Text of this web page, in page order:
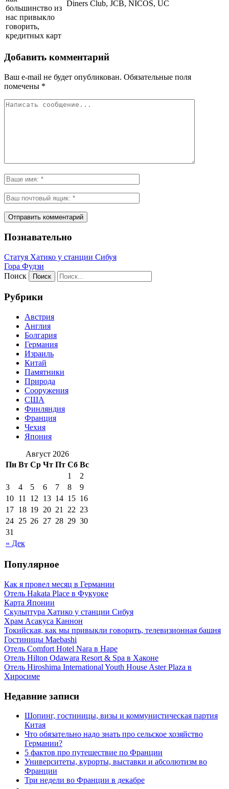
большинство из
нас привыкло
говорить,
кредитных карт
Diners Club, JCB, NICOS, UC
Добавить комментарий
Ваш e-mail не будет опубликован. Обязательные поля
помечены *
Познавательно
Статуя Хатико у станции Сибуя
Гора Фудзи
Поиск
Рубрики
Австрия
Англия
Болгария
Германия
Израиль
Китай
Памятники
Природа
Сооружения
США
Финляндия
Франция
Чехия
Япония
Август 2026
Пн Вт Ср Чт Пт Сб Вс
« Дек
1
2
3
4 5 6 7 8
9
10 11 12 13 14 15 16
17 18 19 20 21 22 23
24 25 26 27 28 29 30
31
Популярное
Как я провел месяц в Германии
Отель Hakata Place в Фукуоке
Карта Японии
Скульптура Хатико у станции Сибуя
Храм Асакуса Каннон
Токийская, как мы привыкли говорить, телевизионная башня
Гостиницы Maebashi
Отель Comfort Hotel Nara в Наре
Отель Hilton Odawara Resort & Spa в Хаконе
Отель Hiroshima International Youth House Aster Plaza в
Хиросиме
Недавние записи
Шопинг, гостиницы, визы и коммунистическая партия
Китая
Что обязательно надо знать про сельское хозяйство
Германии?
5 фактов про путешествие по Франции
Университеты, курорты, выставки и абсолютизм во
Франции
Три недели во Франции в декабре